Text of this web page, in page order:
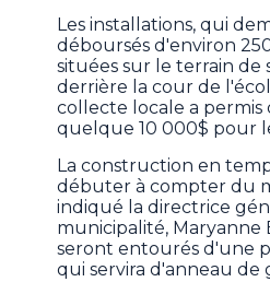
Les installations, qui
déboursés d'environ
situées sur le terrain de
derrière la cour de
collecte locale a permis
quelque 10 000$ pour
La construction en
débuter à compter du
indiqué la directrice
municipalité, Maryanne
seront entourés d'une
qui servira d'anneau de